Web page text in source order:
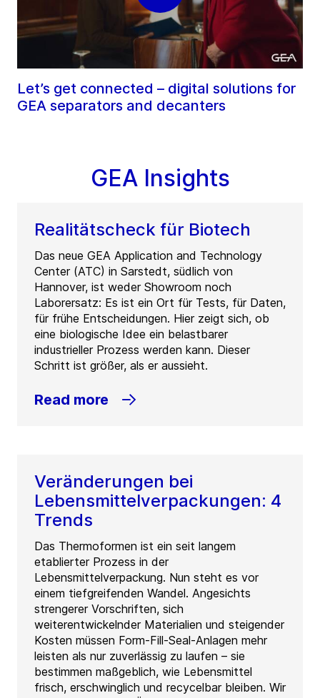
Let’s get connected – digital solutions for
GEA separators and decanters
GEA Insights
Realitätscheck für Biotech
Das neue GEA Application and Technology
Center (ATC) in Sarstedt, südlich von
Hannover, ist weder Showroom noch
Laborersatz: Es ist ein Ort für Tests, für Daten,
für frühe Entscheidungen. Hier zeigt sich, ob
eine biologische Idee ein belastbarer
industrieller Prozess werden kann. Dieser
Schritt ist größer, als er aussieht.
Read more
Veränderungen bei
Lebensmittelverpackungen: 4
Trends
Das Thermoformen ist ein seit langem
etablierter Prozess in der
Lebensmittelverpackung. Nun steht es vor
einem tiefgreifenden Wandel. Angesichts
strengerer Vorschriften, sich
weiterentwickelnder Materialien und steigender
Kosten müssen Form-Fill-Seal-Anlagen mehr
leisten als nur zuverlässig zu laufen – sie
bestimmen maßgeblich, wie Lebensmittel
frisch, erschwinglich und recycelbar bleiben. Wir